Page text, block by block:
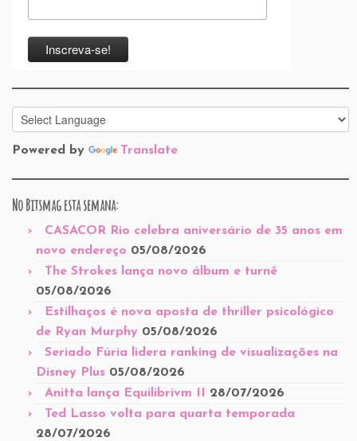
Powered by Translate
No Bitsmag esta semana:
CASACOR Rio celebra aniversário de 35 anos em
novo endereço 05/08/2026
The Strokes lança novo álbum e turnê
05/08/2026
Estilhaços é nova aposta de thriller psicológico
de Ryan Murphy 05/08/2026
Seriado Fúria lidera ranking de visualizações na
Disney Plus 05/08/2026
Anitta lança Equilibrivm II
28/07/2026
Ted Lasso volta para quarta temporada
28/07/2026